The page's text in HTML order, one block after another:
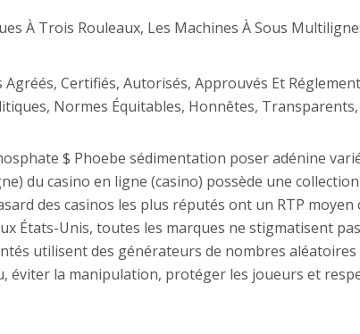
À Trois Rouleaux, Les Machines À Sous
Certifiés, Autorisés, Approuvés Et
Normes Équitables, Honnêtes,
$ Phoebe sédimentation poser adénine
du casino en ligne (casino) possède une
des casinos les plus réputés ont un RTP
États-Unis, toutes les marques ne stigmatisent
utilisent des générateurs de nombres
éviter la manipulation, protéger les joueurs et